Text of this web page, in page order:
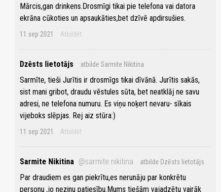
Mārcis,gan drinkens.Drosmīgi tikai pie telefona vai datora
ekrāna cūkoties un apsaukāties,bet dzīvē apdirsušies.
11.sep 2021 Atbildēt
Dzēsts lietotājs atbilde Sarmite Nikitina
Sarmīte, tieši Jurītis ir drosmīgs tikai dīvānā. Jurītis sakās,
sist mani gribot, draudu vēstules sūta, bet neatklāj ne savu
adresi, ne telefona numuru. Es viņu noķert nevaru- sīkais
vijeboks slēpjas. Rej aiz stūra:)
11.sep 2021 Atbildēt
Sarmite Nikitina @sarmite.nikitina atbilde Dzēsts lietotājs
Par draudiem es gan piekrītu,es nerunāju par konkrētu
personu ,jo nezinu patiesību.Mums tiešām vajadzētu vairāk